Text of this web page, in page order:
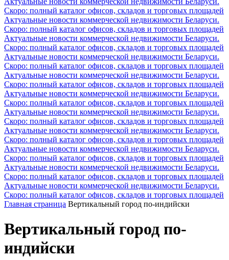
Скоро: полный каталог офисов, складов и торговых площадей
Актуальные новости коммерческой недвижимости Беларуси.
Скоро: полный каталог офисов, складов и торговых площадей
Актуальные новости коммерческой недвижимости Беларуси.
Скоро: полный каталог офисов, складов и торговых площадей
Актуальные новости коммерческой недвижимости Беларуси.
Скоро: полный каталог офисов, складов и торговых площадей
Актуальные новости коммерческой недвижимости Беларуси.
Скоро: полный каталог офисов, складов и торговых площадей
Актуальные новости коммерческой недвижимости Беларуси.
Скоро: полный каталог офисов, складов и торговых площадей
Актуальные новости коммерческой недвижимости Беларуси.
Скоро: полный каталог офисов, складов и торговых площадей
Актуальные новости коммерческой недвижимости Беларуси.
Скоро: полный каталог офисов, складов и торговых площадей
Актуальные новости коммерческой недвижимости Беларуси.
Скоро: полный каталог офисов, складов и торговых площадей
Актуальные новости коммерческой недвижимости Беларуси.
Скоро: полный каталог офисов, складов и торговых площадей
Актуальные новости коммерческой недвижимости Беларуси.
Скоро: полный каталог офисов, складов и торговых площадей
Главная страница Вертикальный город по-индийски
Вертикальный город по-
индийски